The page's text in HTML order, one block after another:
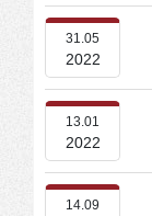
31.05
2022
13.01
2022
14.09